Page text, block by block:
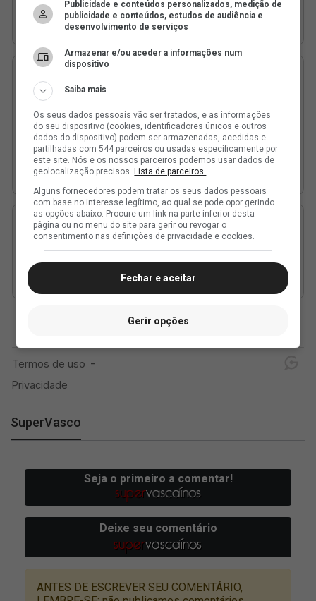
SuperVasco
Publicidade e conteúdos personalizados, medição de
publicidade e conteúdos, estudos de audiência e
desenvolvimento de serviços
Armazenar e/ou aceder a informações num
dispositivo
Saiba mais
Os seus dados pessoais vão ser tratados, e as informações
do seu dispositivo (cookies, identificadores únicos e outros
dados do dispositivo) podem ser armazenadas, acedidas e
partilhadas com 544 parceiros ou usadas especificamente por
este site. Nós e os nossos parceiros podemos usar dados de
geolocalização precisos. Lista de parceiros.
Alguns fornecedores podem tratar os seus dados pessoais
com base no interesse legítimo, ao qual se pode opor gerindo
as opções abaixo. Procure um link na parte inferior desta
página ou no menu do site para gerir ou revogar o
consentimento nas definições de privacidade e cookies.
Fechar e aceitar
Gerir opções